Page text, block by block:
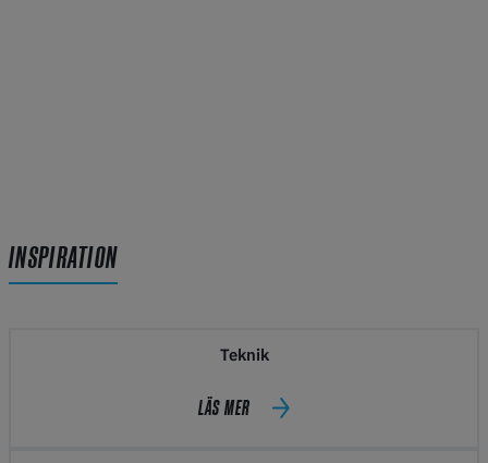
INSPIRATION
Teknik
LÄS MER